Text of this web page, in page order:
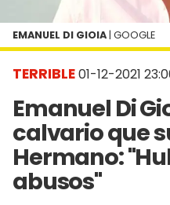
TERRIBLE01-12-2021
Emanuel Di
calvario que
Hermano:
abusos"
EMANUEL DI GIOIA | GOOGLE